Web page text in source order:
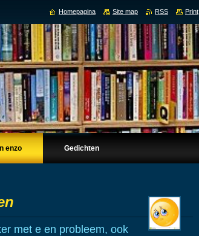
enzo Gedichten
met e en probleem, ook
Homepagina Site map RSS Print